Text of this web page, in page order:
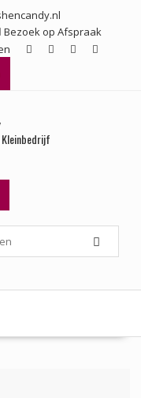
Bezoek op Afspraak
Kleinbedrijf